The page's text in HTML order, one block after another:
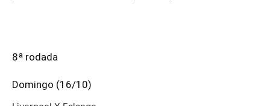
8ª rodada
Domingo (16/10)